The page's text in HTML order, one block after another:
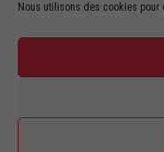
Nous utilisons des cookies pour